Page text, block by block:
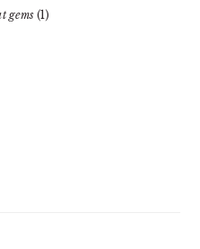
gems (1)